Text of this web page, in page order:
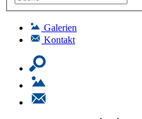
Galerien
Kontakt